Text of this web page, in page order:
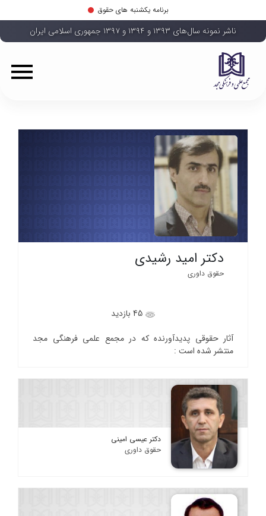
برنامه یکشنبه های حقوق
ناشر نمونه سال‌های ۱۳۹۳ و ۱۳۹۴ و ۱۳۹۷ جمهوری اسلامی ایران
دکتر امید رشیدی
حقوق داوری
45 بازدید
آثار حقوقی پدیدآورنده که در مجمع علمی فرهنگی مجد
منتشر شده است :
دکتر عیسی امینی
حقوق داوری